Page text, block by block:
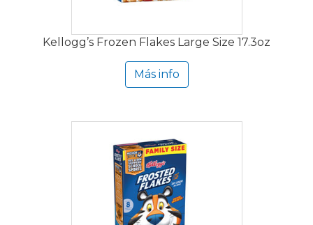
Kellogg’s Frozen Flakes Large Size 17.3oz
Más info